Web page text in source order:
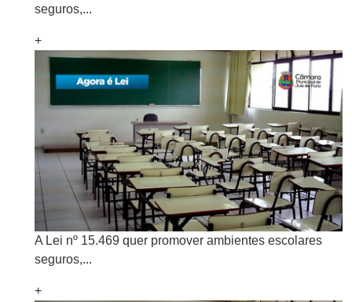
seguros,...
+
A Lei nº 15.469 quer promover ambientes escolares
seguros,...
+